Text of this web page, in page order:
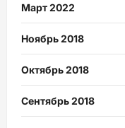
Март 2022
Ноябрь 2018
Октябрь 2018
Сентябрь 2018